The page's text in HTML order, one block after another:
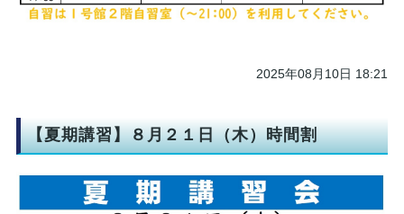
2025年08月10日 18:21
【夏期講習】８月２１日（木）時間割